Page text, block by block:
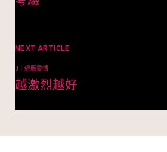
NEXT ARTICLE
J｜絕版愛情
越激烈越好